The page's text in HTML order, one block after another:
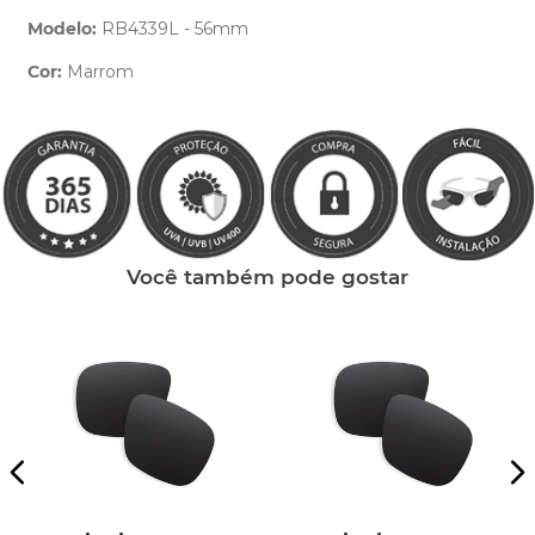
Modelo: RB4339L - 56mm
Cor: Marrom
Você também pode gostar